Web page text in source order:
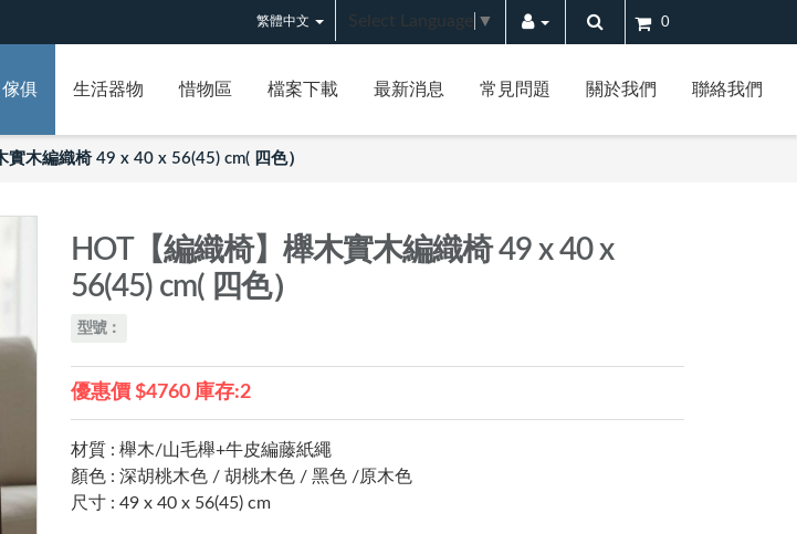
繁體中文 Select Language ▼ 0
傢俱 生活器物 惜物區 檔案下載 最新消息 常見問題 關於我們 聯絡我們
實木編織椅 49 x 40 x 56(45) cm( 四色）
HOT【編織椅】櫸木實木編織椅 49 x 40 x
56(45) cm( 四色）
型號：
優惠價 $4760 庫存:2
材質 : 櫸木/山毛櫸+牛皮編藤紙繩
顏色 : 深胡桃木色 / 胡桃木色 / 黑色 /原木色
尺寸 : 49 x 40 x 56(45) cm